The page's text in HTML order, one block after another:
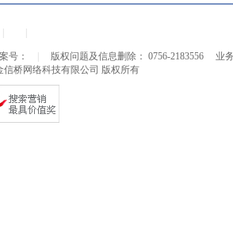
号： 版权问题及信息删除： 0756-2183556
业
信桥网络科技有限公司 版权所有